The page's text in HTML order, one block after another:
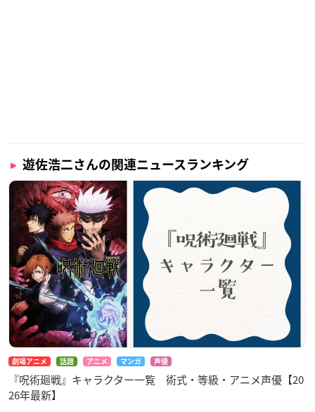
遊佐浩二さんの関連ニュースランキング
劇場アニメ 話題 アニメ マンガ 声優
『呪術廻戦』キャラクター一覧 術式・等級・アニメ声優【20
26年最新】